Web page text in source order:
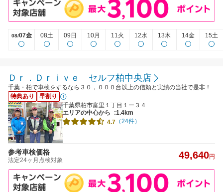
08/07金 08土 09日 10月 11火 12水 13木 14金 15土
Ｄｒ．Ｄｒｉｖｅ セルフ柏中央店
千葉・柏で車検をするなら３０，０００台以上の信頼と実績の当社で是非！
特典あり
早割り
千葉県柏市富里１丁目１ー３４
エリアの中心から
:1.4km
4.7 （24件）
参考車検価格
法定24ヶ月点検対象 49,640円